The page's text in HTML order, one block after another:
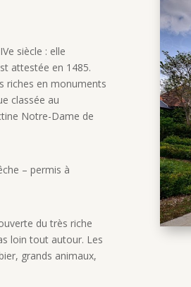
siècle : elle
attestée en 1485.
riches en monuments
classée au
Notre-Dame de
– permis à
du très riche
loin tout autour. Les
grands animaux,